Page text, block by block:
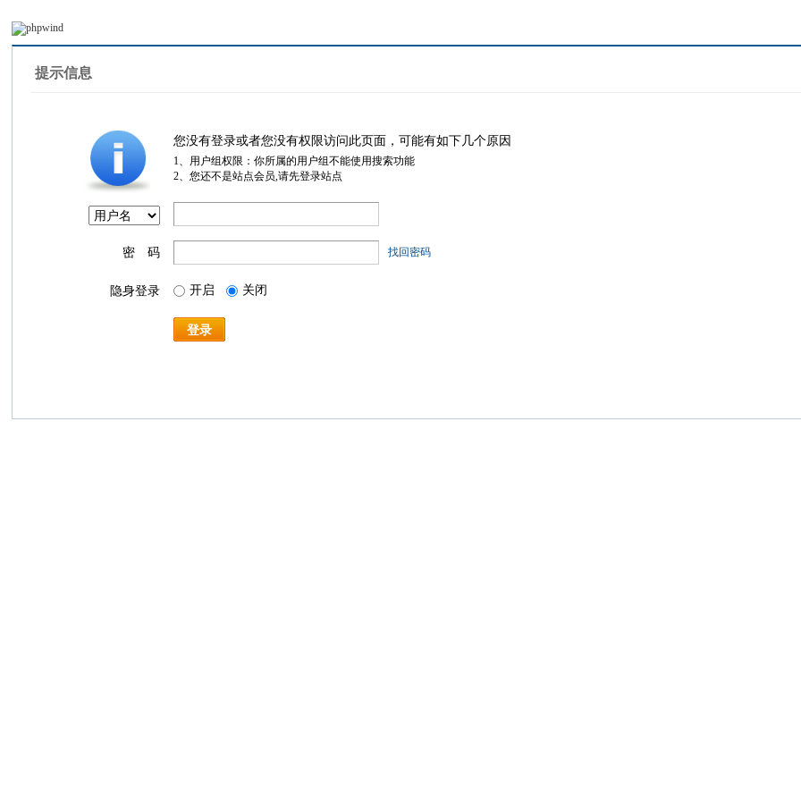
提示信息
您没有登录或者您没有权限访问此页面，可能有如下几个原因
1、用户组权限：你所属的用户组不能使用搜索功能
2、您还不是站点会员,请先登录站点
密 码 找回密码
隐身登录 开启 关闭
登录